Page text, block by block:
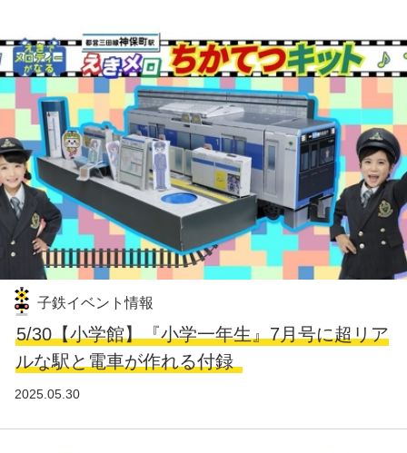
子鉄イベント情報
5/30【小学館】『小学一年生』7月号に超リア
ルな駅と電車が作れる付録
2025.05.30